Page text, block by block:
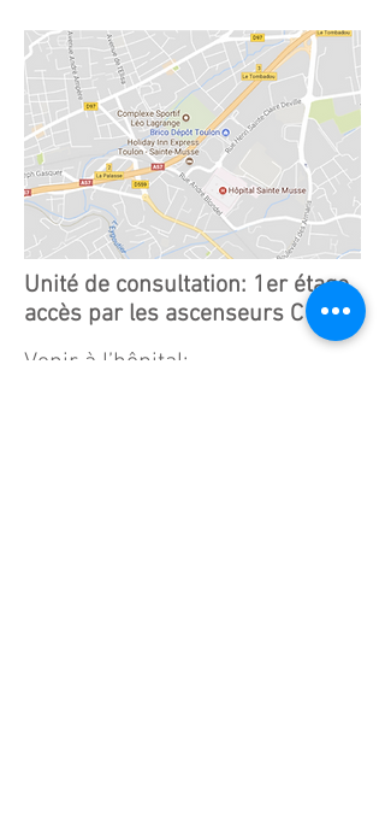
Unité de consultation: 1er étage
accès par les ascenseurs C
Venir à l’hôpital: